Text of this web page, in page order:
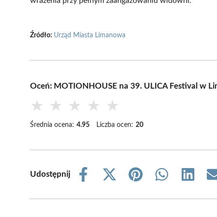
Źródło: Urząd Miasta Limanowa
Oceń: MOTIONHOUSE na 39. ULICA Festival w
★ ★ ★ ★ ★
Średnia ocena: 4.95 Liczba ocen: 20
Udostępnij
Share
Share
(Twitter)
Share
Share
Share